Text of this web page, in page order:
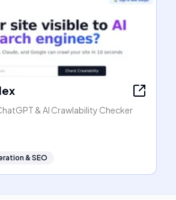
& AI Crawlability Checker
& SEO